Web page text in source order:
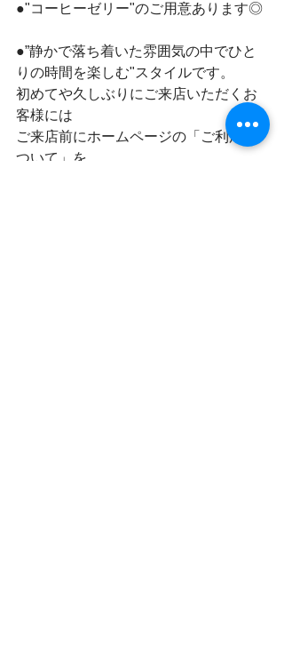
●"コーヒーゼリー"のご用意あります◎
●”静かで落ち着いた雰囲気の中でひと
りの時間を楽しむ"スタイルです。
初めてや久しぶりにご来店いただくお
客様には
ご来店前にホームページの「ご利用に
ついて」を